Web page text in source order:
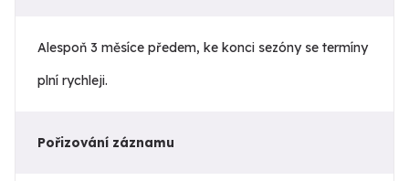
Alespoň 3 měsíce předem, ke konci sezóny se termíny
plní rychleji.
Pořizování záznamu